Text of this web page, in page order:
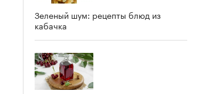
Зеленый шум: рецепты блюд из
кабачка